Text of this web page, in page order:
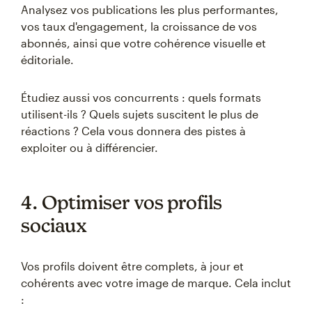
Analysez vos publications les plus performantes,
vos taux d'engagement, la croissance de vos
abonnés, ainsi que votre cohérence visuelle et
éditoriale.
Étudiez aussi vos concurrents : quels formats
utilisent-ils ? Quels sujets suscitent le plus de
réactions ? Cela vous donnera des pistes à
exploiter ou à différencier.
4. Optimiser vos profils
sociaux
Vos profils doivent être complets, à jour et
cohérents avec votre image de marque. Cela inclut
: